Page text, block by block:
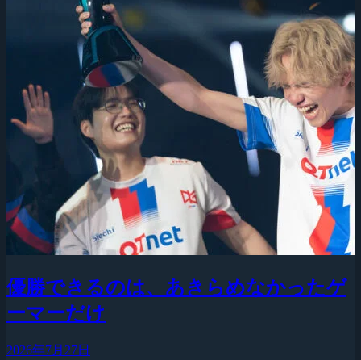
優勝できるのは、あきらめなかったゲ
ーマーだけ
2026年7月27日